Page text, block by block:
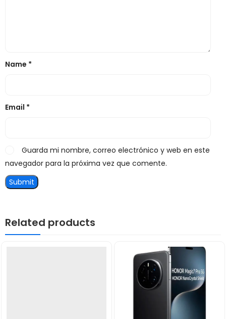
Name *
Email *
Guarda mi nombre, correo electrónico y web en este
navegador para la próxima vez que comente.
Related products